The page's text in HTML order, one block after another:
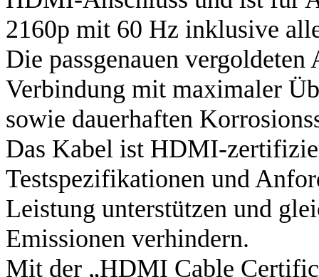
2160p mit 60 Hz inklusive
Die passgenauen
Verbindung mit maximaler
sowie dauerhaften
Das Kabel ist HDMI-
Testspezifikationen und
Leistung unterstützen und
Emissionen verhindern.
Mit der „HDMI Cable